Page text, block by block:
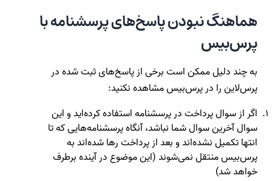
هماهنگ نبودن پاسخ‌های پرسشنامه با
پرس‌بیس
به چند دلیل ممکن است برخی از پاسخ‌های ثبت شده در
پرس‌لاین را در پرس‌بیس مشاهده نکنید:
اگر از سوال پرداخت در پرسشنامه استفاده کرده‌اید و این
سوال آخرین سوال شما نباشد، آنگاه پرسشنامه‌هایی که تا
انتها تکمیل نشده‌اند و بعد از پرداخت رها شده‌اند به
پرس‌بیس منتقل نمی‌شوند (این موضوع در آینده برطرف
خواهد شد)